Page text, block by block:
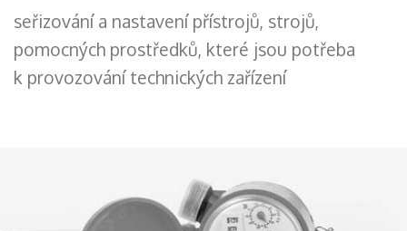
seřizování a nastavení přístrojů, strojů,
pomocných prostředků, které jsou potřeba
k provozování technických zařízení